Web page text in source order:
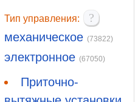
Тип управления:
?
механическое (73822)
электронное (67050)
Приточно-